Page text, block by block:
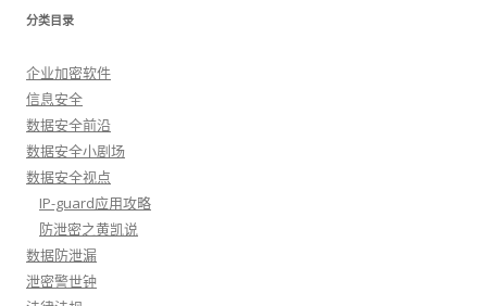
分类目录
企业加密软件
信息安全
数据安全前沿
数据安全小剧场
数据安全视点
IP-guard应用攻略
防泄密之黄凯说
数据防泄漏
泄密警世钟